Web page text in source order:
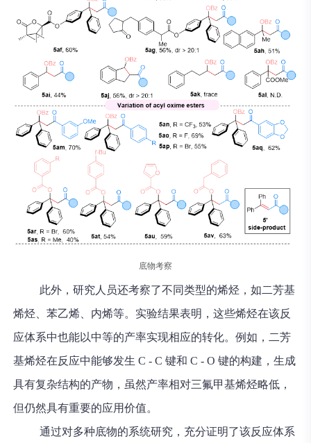
底物考察
此外，研究人员还考察了不同类型的烯烃，如二芳基
烯烃、苯乙烯、内烯等。实验结果表明，这些烯烃在该反
应体系中也能以中等的产率实现相应的转化。例如，二芳
基烯烃在反应中能够发生 C - C 键和 C - O 键的构建，生成
具有复杂结构的产物，虽然产率相对三氟甲基烯烃略低，
但仍然具有重要的应用价值。
通过对多种底物的系统研究，充分证明了该反应体系